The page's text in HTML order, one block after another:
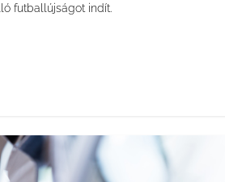
futballújságot indít.